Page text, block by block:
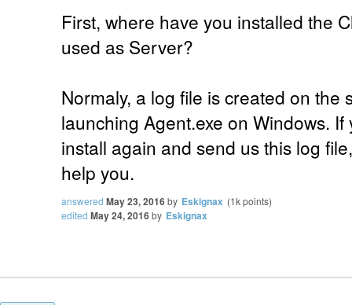
First, where have you installed the
used as Server?
Normaly, a log file is created on the
launching Agent.exe on Windows.
install again and send us this log
help you.
answered May 23, 2016by Eskignax (1kpoints)
edited May 24, 2016by Eskignax